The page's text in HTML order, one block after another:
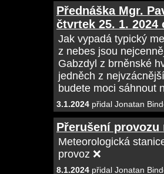
Přednáška Mgr.
čtvrtek 25. 1. 2024
Jak vypadá typický
z nebes jsou
Gabzdyl z brněnské
jedněch z
budete moci sáhnout
3.1.2024 přidal Jonatan
Přerušení provozu
Meteorologická
provoz ❌
8.1.2024 přidal Jonatan